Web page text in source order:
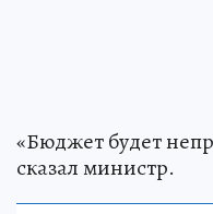
«Бюджет будет
сказал министр.